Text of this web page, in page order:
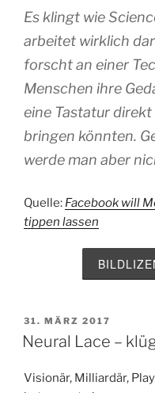
Es klingt wie
arbeitet wirklich
forscht an einer
Menschen ihre
eine Tastatur
bringen könnten.
werde man aber
Quelle: Facebook will
tippen lassen
VERÖFFENTLICHT
AM
31. MÄRZ 2017
Neural Lace –
Visionär, Milliardär,